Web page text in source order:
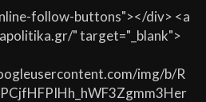
follow-buttons"></div> <a
" target="_blank">
img/b/R